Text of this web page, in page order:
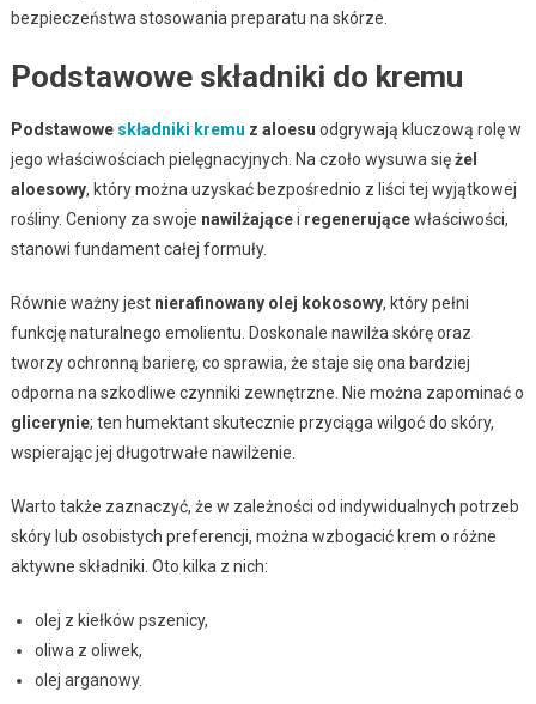
bezpieczeństwa stosowania preparatu na skórze.
Podstawowe składniki do kremu
Podstawowe składniki kremu z aloesu odgrywają kluczową rolę w
jego właściwościach pielęgnacyjnych. Na czoło wysuwa siężel
aloesowy, który można uzyskać bezpośrednio z liści tej wyjątkowej
rośliny. Ceniony za swoje nawilżającei regenerującewłaściwości,
stanowi fundament całej formuły.
Równie ważny jest nierafinowany olej kokosowy, który pełni
funkcję naturalnego emolientu. Doskonale nawilża skórę oraz
tworzy ochronną barierę, co sprawia, że staje się ona bardziej
odporna na szkodliwe czynniki zewnętrzne. Nie można zapominać o
glicerynie; ten humektant skutecznie przyciąga wilgoć do skóry,
wspierając jej długotrwałe nawilżenie.
Warto także zaznaczyć, że w zależności od indywidualnych potrzeb
skóry lub osobistych preferencji, można wzbogacić krem o różne
aktywne składniki. Oto kilka z nich:
olej z kiełków pszenicy,
oliwa z oliwek,
olej arganowy.